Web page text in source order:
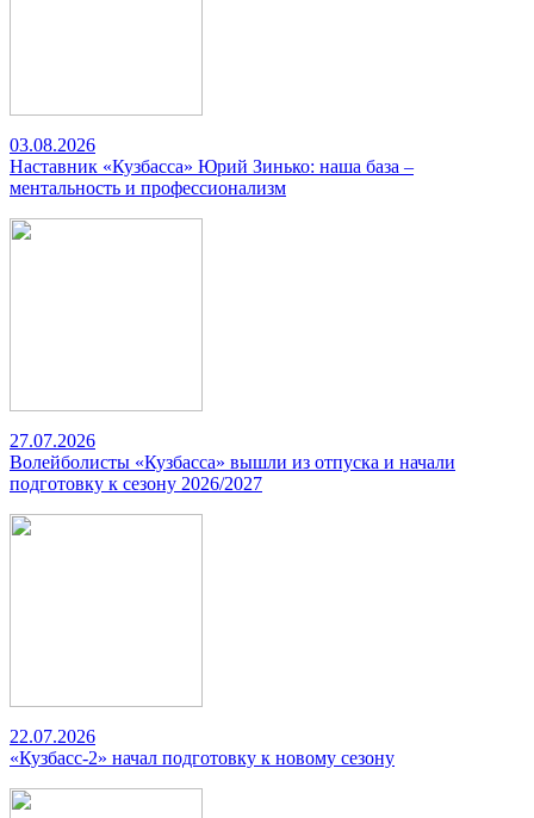
03.08.2026
Наставник «Кузбасса» Юрий Зинько: наша база –
ментальность и профессионализм
27.07.2026
Волейболисты «Кузбасса» вышли из отпуска и начали
подготовку к сезону 2026/2027
22.07.2026
«Кузбасс-2» начал подготовку к новому сезону